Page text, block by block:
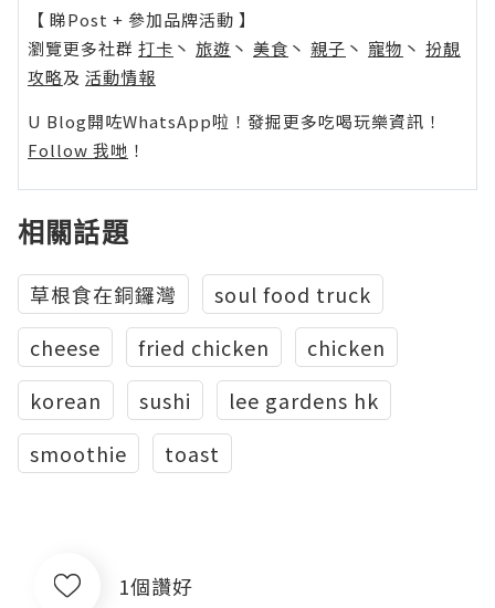
【 睇Post + 參加品牌活動 】
瀏覽更多社群 打卡 丶 旅遊 丶 美食 丶 親子 丶 寵物 丶 扮靚
攻略及 活動情報
U Blog開咗WhatsApp啦！發掘更多吃喝玩樂資訊！
Follow 我哋 ！
相關話題
草根食在銅鑼灣
soul food truck
cheese
fried chicken
chicken
korean
sushi
lee gardens hk
smoothie
toast
1個讚好